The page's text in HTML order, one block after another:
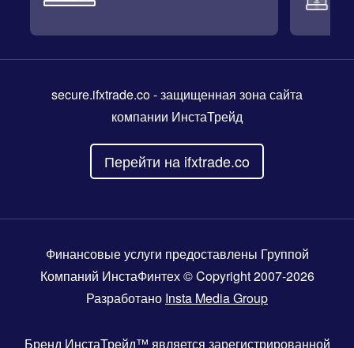
secure.ifxtrade.co- защищенная зона сайта
компании ИнстаТрейд
Перейти на ifxtrade.co
Финансовые услуги предоставлены Группой
Компаний ИнстаФинтех © Copyright 2007-2026
Разработано Insta Media Group
Бренд ИнстаТрейд™ является зарегистрированной